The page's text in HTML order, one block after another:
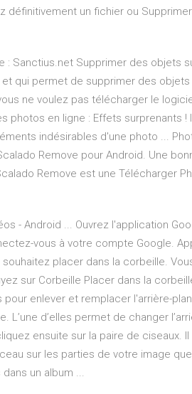
définitivement un fichier ou
: Sanctius.net Supprimer des objets
qui permet de supprimer des
ne voulez pas télécharger le
photos en ligne : Effets surprenants
indésirables d'une photo ...
Remove pour Android. Une
Remove est une Télécharger
- Android ... Ouvrez l'application
vous à votre compte Google.
placer dans la corbeille.
sur Corbeille Placer dans la
enlever et remplacer l'arrière-
d’elles permet de changer
ensuite sur la paire de ciseaux. Il
sur les parties de votre image
un album ...